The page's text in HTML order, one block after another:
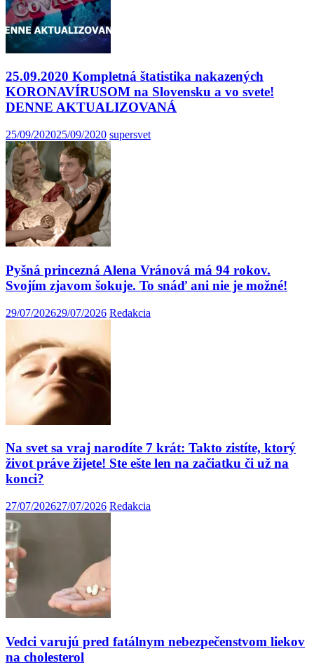
25.09.2020 Kompletná štatistika nakazených
KORONAVÍRUSOM na Slovensku a vo svete!
DENNE AKTUALIZOVANÁ
25/09/202025/09/2020 supersvet
Pyšná princezná Alena Vránová má 94 rokov.
Svojím zjavom šokuje. To snáď ani nie je možné!
29/07/202629/07/2026 Redakcia
Na svet sa vraj narodíte 7 krát: Takto zistíte, ktorý
život práve žijete! Ste ešte len na začiatku či už na
konci?
27/07/202627/07/2026 Redakcia
Vedci varujú pred fatálnym nebezpečenstvom liekov
na cholesterol